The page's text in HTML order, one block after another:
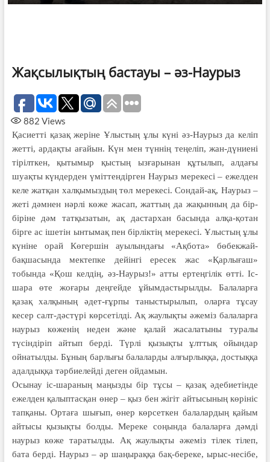
Жақсылықтың бастауы – әз-Наурыз
882 Views
Қасиетті қазақ жеріне Ұлыстың ұлы күні әз-Наурыз да келіп
жетті, ардақты ағайын. Күн мен түннің теңеліп, жан-дүниені
тірілткен, қытымыр қыстың ызғарынан құтылып, алдағы
шуақты күндерден үміттендірген Наурыз мерекесі – ежелден
келе жатқан халқымыздың төл мерекесі. Сондай-ақ, Наурыз –
жеті дәмнен нәрлі көже жасап, жаттың да жақынның да бір-
біріне дәм татқызатын, ақ дастархан басында алқа-қотан
бірге ас ішетін ынтымақ пен бірліктің мерекесі. Ұлыстың ұлы
күніне орай Көгершін ауылындағы «Ақбота» бөбекжай-
бақшасында мектепке дейінгі ересек жас «Қарлығаш»
тобында «Қош келдің, әз-Наурыз!» атты ертеңгілік өтті. Іс-
шара өте жоғары деңгейде ұйымдастырылды. Балаларға
қазақ халқының әдет-ғұрпы таныстырылып, оларға тұсау
кесер салт-дәстүрі көрсетілді. Ақ жаулықты әжеміз балаларға
наурыз көженің неден және қалай жасалатыны туралы
түсіндіріп айтып берді. Түрлі қызықты ұлттық ойындар
ойнатылды. Бұның барлығы балаларды алғырлыққа, достыққа
адалдыққа тәрбиелейді деген ойдамын.
Осынау іс-шараның маңызды бір тұсы – қазақ әдебиетінде
ежелден қалыптасқан өнер – қыз бен жігіт айтысының көрініс
тапқаны. Ортаға шығып, өнер көрсеткен балалардың қайым
айтысы қызықты болды. Мереке соңында балаларға дәмді
наурыз көже таратылды. Ақ жаулықты әжеміз тілек тілеп,
бата берді. Наурыз – әр шаңыраққа бақ-береке, ырыс-несібе,